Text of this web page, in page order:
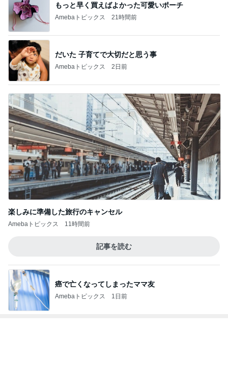
もっと早く買えばよかった可愛いポーチ
Amebaトピックス 21時間前
だいた 子育てで大切だと思う事
Amebaトピックス 2日前
楽しみに準備した旅行のキャンセル
Amebaトピックス 11時間前
記事を読む
癌で亡くなってしまったママ友
Amebaトピックス 1日前